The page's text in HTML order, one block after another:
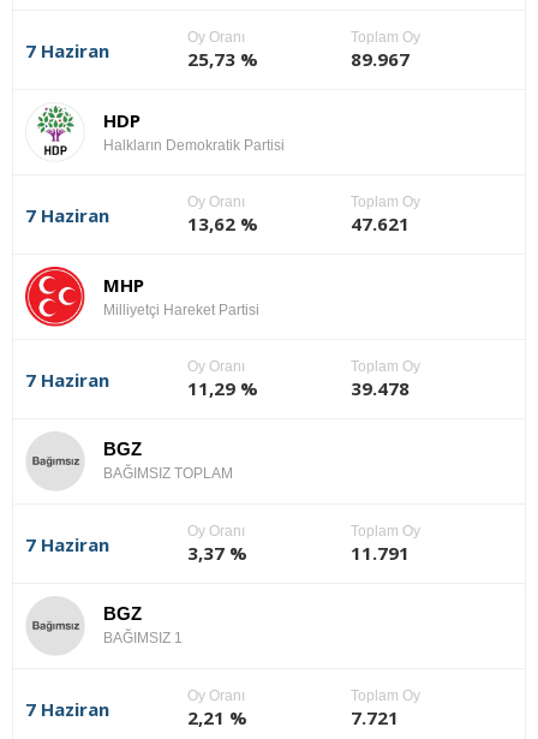
7 Haziran
Oy Oranı
25,73 %
Toplam Oy
89.967
HDP
Halkların Demokratik Partisi
7 Haziran
Oy Oranı
13,62 %
Toplam Oy
47.621
MHP
Milliyetçi Hareket Partisi
7 Haziran
Oy Oranı
11,29 %
Toplam Oy
39.478
BGZ
BAĞIMSIZ TOPLAM
7 Haziran
Oy Oranı
3,37 %
Toplam Oy
11.791
BGZ
BAĞIMSIZ 1
7 Haziran
Oy Oranı
2,21 %
Toplam Oy
7.721